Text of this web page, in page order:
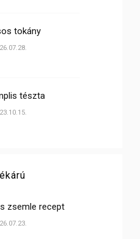
tokány
tészta
zsemle recept